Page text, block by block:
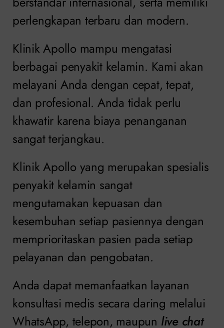
perlengkapan terbaru dan modern.
Klinik Apollo mampu mengatasi
berbagai penyakit kelamin. Kami akan
melayani Anda dengan cepat, tepat,
dan profesional. Anda tidak perlu
khawatir karena biaya penanganan
sangat terjangkau.
Klinik Apollo yang merupakan spesialis
penyakit kelamin sangat
mengutamakan kepuasan dan
kesembuhan setiap pasiennya dengan
memprioritaskan pasien pada setiap
pelayanan dan pengobatan.
Anda dapat memanfaatkan layanan
konsultasi medis secara daring melalui
WhatsApp, telepon, maupun live chat